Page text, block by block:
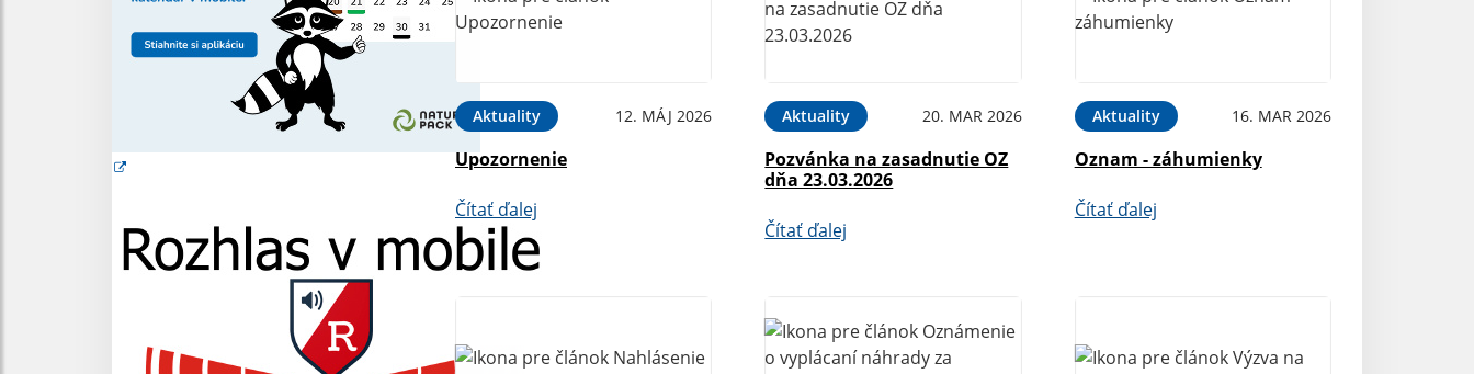
Aktuality 12. MÁJ 2026
Upozornenie
Čítať ďalej
Aktuality 20. MAR 2026
Pozvánka na zasadnutie OZ
dňa 23.03.2026
Čítať ďalej
Aktuality 16. MAR 2026
Oznam - záhumienky
Čítať ďalej